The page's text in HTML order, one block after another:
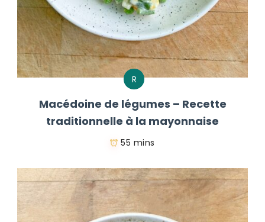
R
Macédoine de légumes – Recette
traditionnelle à la mayonnaise
55 mins